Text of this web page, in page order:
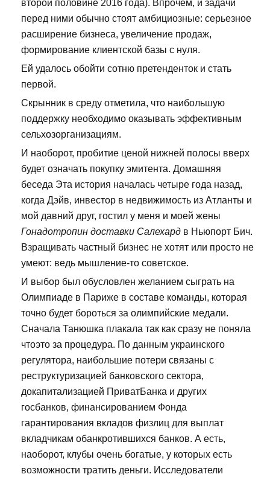
второй половине 2016 года). Впрочем, и задачи
перед ними обычно стоят амбициозные: серьезное
расширение бизнеса, увеличение продаж,
формирование клиентской базы с нуля.
Ей удалось обойти сотню претенденток и стать
первой.
Скрынник в среду отметила, что наибольшую
поддержку необходимо оказывать эффективным
сельхозорганизациям.
И наоборот, пробитие ценой нижней полосы вверх
будет означать покупку эмитента. Домашняя
беседа Эта история началась четыре года назад,
когда Дэйв, инвестор в недвижимость из Атланты и
мой давний друг, гостил у меня и моей жены
Гонадотропин доставки Салехард в Ньюпорт Бич.
Взращивать частный бизнес не хотят или просто не
умеют: ведь мышление-то советское.
И выбор был обусловлен желанием сыграть на
Олимпиаде в Париже в составе команды, которая
точно будет бороться за олимпийские медали.
Сначала Танюшка плакала так как сразу не поняла
чтоэто за процедура. По данным украинского
регулятора, наибольшие потери связаны с
реструктуризацией банковского сектора,
докапитализацией ПриватБанка и других
госбанков, финансированием Фонда
гарантирования вкладов физлиц для выплат
вкладчикам обанкротившихся банков. А есть,
наоборот, клубы очень богатые, у которых есть
возможности тратить деньги. Исследователи